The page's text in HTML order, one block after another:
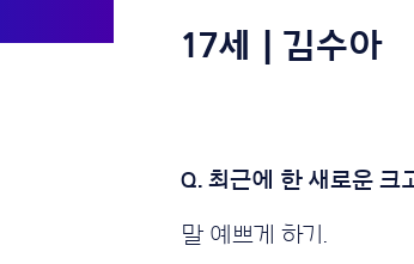
17세 | 김수아
말 예쁘게 하기.